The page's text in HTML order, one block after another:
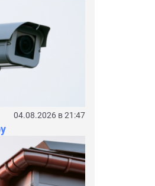
04.08.2026 в 21:47